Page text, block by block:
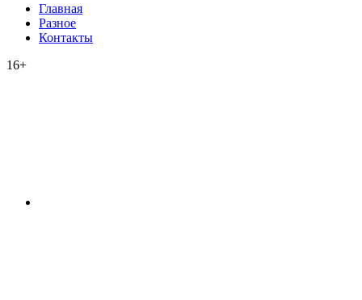
Главная
Разное
Контакты
16+